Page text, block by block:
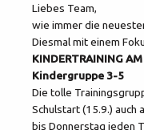
Liebes Team,
wie immer die
Diesmal mit einem
KINDERTRAINING
Kindergruppe 3-5
Die tolle
Schulstart (15.9.)
bis Donnerstag jeden